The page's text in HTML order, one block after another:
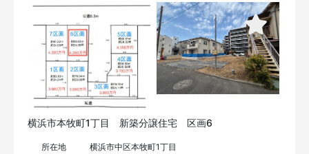
横浜市本牧町1丁目 新築分譲住宅 区画6
所在地 横浜市中区本牧町1丁目